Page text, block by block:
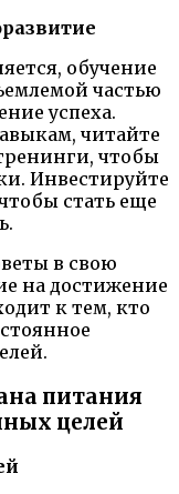
обучение
частью
успеха.
читайте
чтобы
Инвестируйте
стать еще
в свою
на достижение
к тем, кто
питания
целей